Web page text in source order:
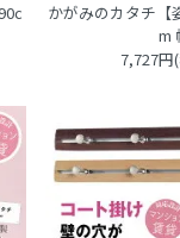
かがみのカタチ【
m
7,727円